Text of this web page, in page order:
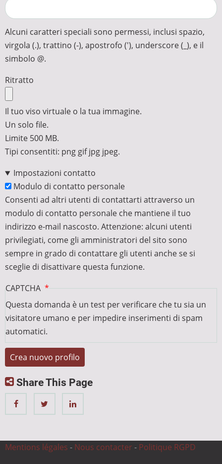
Alcuni caratteri speciali sono permessi, inclusi spazio,
virgola (.), trattino (-), apostrofo ('), underscore (_), e il
simbolo @.
Ritratto
Il tuo viso virtuale o la tua immagine.
Un solo file.
Limite 500 MB.
Tipi consentiti: png gif jpg jpeg.
Impostazioni contatto
Modulo di contatto personale
Consenti ad altri utenti di contattarti attraverso un
modulo di contatto personale che mantiene il tuo
indirizzo e-mail nascosto. Attenzione: alcuni utenti
privilegiati, come gli amministratori del sito sono
sempre in grado di contattare gli utenti anche se si
sceglie di disattivare questa funzione.
CAPTCHA
Questa domanda è un test per verificare che tu sia un
visitatore umano e per impedire inserimenti di spam
automatici.
Share This Page
Mentions légales - Nous contacter - Politique RGPD